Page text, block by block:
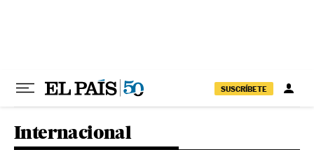
SUSCRÍBETE
Internacional